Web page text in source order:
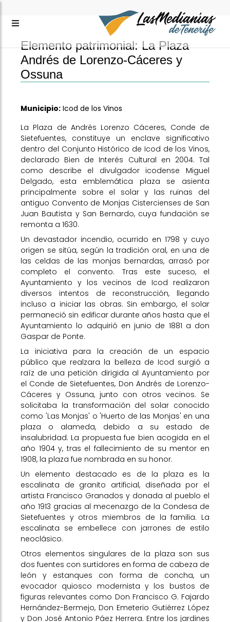
Elemento patrimonial: La Plaza
Andrés de Lorenzo-Cáceres y
Ossuna
Municipio: Icod de los Vinos
La Plaza de Andrés Lorenzo Cáceres, Conde de
Sietefuentes, constituye un enclave significativo
dentro del Conjunto Histórico de Icod de los Vinos,
declarado Bien de Interés Cultural en 2004. Tal
como describe el divulgador icodense Miguel
Delgado, esta emblemática plaza se asienta
principalmente sobre el solar y las ruinas del
antiguo Convento de Monjas Cistercienses de San
Juan Bautista y San Bernardo, cuya fundación se
remonta a 1630.
Un devastador incendio, ocurrido en 1798 y cuyo
origen se sitúa, según la tradición oral, en una de
las celdas de las monjas bernardas, arrasó por
completo el convento. Tras este suceso, el
Ayuntamiento y los vecinos de Icod realizaron
diversos intentos de reconstrucción, llegando
incluso a iniciar las obras. Sin embargo, el solar
permaneció sin edificar durante años hasta que el
Ayuntamiento lo adquirió en junio de 1881 a don
Gaspar de Ponte.
La iniciativa para la creación de un espacio
público que realzara la belleza de Icod surgió a
raíz de una petición dirigida al Ayuntamiento por
el Conde de Sietefuentes, Don Andrés de Lorenzo-
Cáceres y Ossuna, junto con otros vecinos. Se
solicitaba la transformación del solar conocido
como 'Las Monjas' o 'Huerto de las Monjas' en una
plaza o alameda, debido a su estado de
insalubridad. La propuesta fue bien acogida en el
año 1904 y, tras el fallecimiento de su mentor en
1908, la plaza fue nombrada en su honor.
Un elemento destacado es de la plaza es la
escalinata de granito artificial, diseñada por el
artista Francisco Granados y donada al pueblo el
año 1913 gracias al mecenazgo de la Condesa de
Sietefuentes y otros miembros de la familia. La
escalinata se embellece con jarrones de estilo
neoclásico.
Otros elementos singulares de la plaza son sus
dos fuentes con surtidores en forma de cabeza de
león y estanques con forma de concha, un
evocador quiosco modernista y los bustos de
figuras relevantes como Don Francisco G. Fajardo
Hernández-Bermejo, Don Emeterio Gutiérrez López
y Don José Antonio Páez Herrera. Entre los jardines